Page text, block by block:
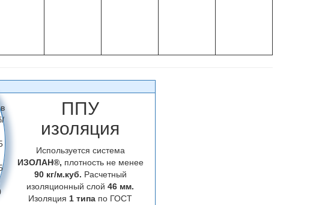
ППУ
изоляция
Используется система
ИЗОЛАН®, плотность не менее
90 кг/м.куб. Расчетный
изоляционный слой46 мм.
Изоляция 1 типа по ГОСТ